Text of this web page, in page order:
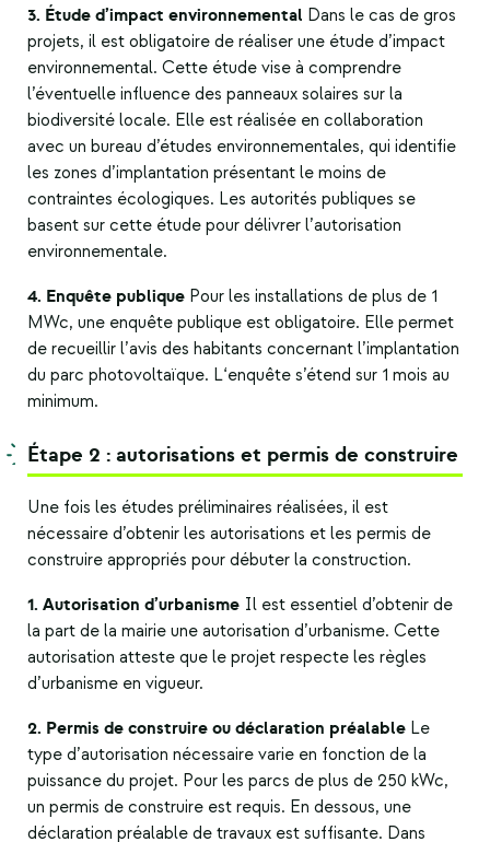
3. Étude d’impact environnemental Dans le cas de gros
projets, il est obligatoire de réaliser une étude d’impact
environnemental. Cette étude vise à comprendre
l’éventuelle influence des panneaux solaires sur la
biodiversité locale. Elle est réalisée en collaboration
avec un bureau d’études environnementales, qui identifie
les zones d’implantation présentant le moins de
contraintes écologiques. Les autorités publiques se
basent sur cette étude pour délivrer l’autorisation
environnementale.
4. Enquête publique Pour les installations de plus de 1
MWc, une enquête publique est obligatoire. Elle permet
de recueillir l’avis des habitants concernant l’implantation
du parc photovoltaïque. L‘enquête s’étend sur 1 mois au
minimum.
Étape 2 : autorisations et permis de construire
Une fois les études préliminaires réalisées, il est
nécessaire d’obtenir les autorisations et les permis de
construire appropriés pour débuter la construction.
1. Autorisation d’urbanisme Il est essentiel d’obtenir de
la part de la mairie une autorisation d’urbanisme. Cette
autorisation atteste que le projet respecte les règles
d’urbanisme en vigueur.
2. Permis de construire ou déclaration préalable Le
type d’autorisation nécessaire varie en fonction de la
puissance du projet. Pour les parcs de plus de 250 kWc,
un permis de construire est requis. En dessous, une
déclaration préalable de travaux est suffisante. Dans